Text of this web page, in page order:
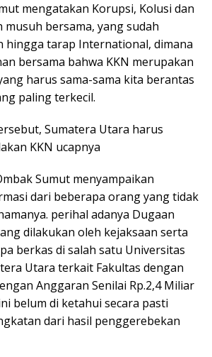
mengatakan Korupsi, Kolusi dan
musuh bersama, yang sudah
hingga tarap International, dimana
bersama bahwa KKN merupakan
harus sama-sama kita berantas
paling terkecil.
Sumatera Utara harus
KKN ucapnya
Sumut menyampaikan
dari beberapa orang yang tidak
perihal adanya Dugaan
dilakukan oleh kejaksaan serta
berkas di salah satu Universitas
Utara terkait Fakultas dengan
Anggaran Senilai Rp.2,4 Miliar
belum di ketahui secara pasti
dari hasil penggerebekan